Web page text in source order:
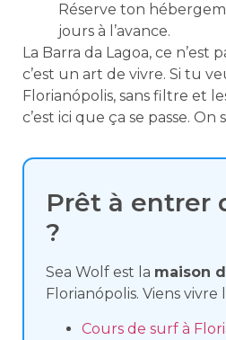
Réserve ton
jours à l’avance.
La Barra da Lagoa, ce n’est
c’est un art de vivre. Si tu
Florianópolis, sans filtre et
c’est ici que ça se passe. On
Prêt à entrer
?
Sea Wolf est la maison
Florianópolis. Viens vivre
Cours de surf à